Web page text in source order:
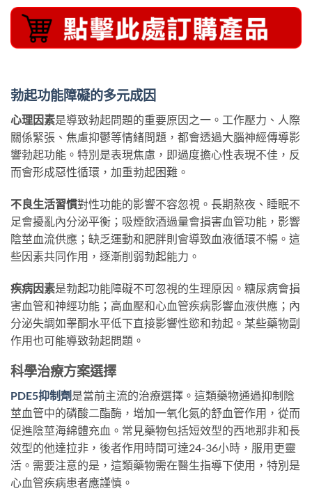
勃起功能障礙的多元成因
心理因素是導致勃起問題的重要原因之一。工作壓力、人際
關係緊張、焦慮抑鬱等情緒問題，都會透過大腦神經傳導影
響勃起功能。特別是表現焦慮，即過度擔心性表現不佳，反
而會形成惡性循環，加重勃起困難。
不良生活習慣對性功能的影響不容忽視。長期熬夜、睡眠不
足會擾亂內分泌平衡；吸煙飲酒過量會損害血管功能，影響
陰莖血流供應；缺乏運動和肥胖則會導致血液循環不暢。這
些因素共同作用，逐漸削弱勃起能力。
疾病因素是勃起功能障礙不可忽視的生理原因。糖尿病會損
害血管和神經功能；高血壓和心血管疾病影響血液供應；內
分泌失調如睾酮水平低下直接影響性慾和勃起。某些藥物副
作用也可能導致勃起問題。
科學治療方案選擇
PDE5抑制劑 是當前主流的治療選擇。這類藥物通過抑制陰
莖血管中的磷酸二酯酶，增加一氧化氮的舒血管作用，從而
促進陰莖海綿體充血。常見藥物包括短效型的西地那非和長
效型的他達拉非，後者作用時間可達24-36小時，服用更靈
活。需要注意的是，這類藥物需在醫生指導下使用，特別是
心血管疾病患者應謹慎。